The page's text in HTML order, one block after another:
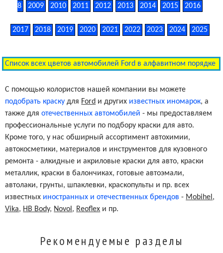
8
2009 2010 2011 2012 2013 2014 2015 2016
2017 2018 2019 2020 2021 2022 2023 2024 2025
Список всех цветов автомобилей Ford в алфавитном порядке
С помощью колористов нашей компании вы можете
подобрать краску для Ford и других известных иномарок, а
также дляотечественных автомобилей - мы предоставляем
профессиональные услуги по подбору краски для авто.
Кроме того, у нас обширный ассортимент автохимии,
автокосметики, материалов и инструментов для кузовного
ремонта - алкидные и акриловые краски для авто, краски
металлик, краски в балончиках, готовые автоэмали,
автолаки, грунты, шпаклевки, краскопульты и пр. всех
известных иностранных и отечественных брендов - Mobihel ,
Vika, HB Body, Novol , Reoflex и пр.
Рекомендуемые разделы